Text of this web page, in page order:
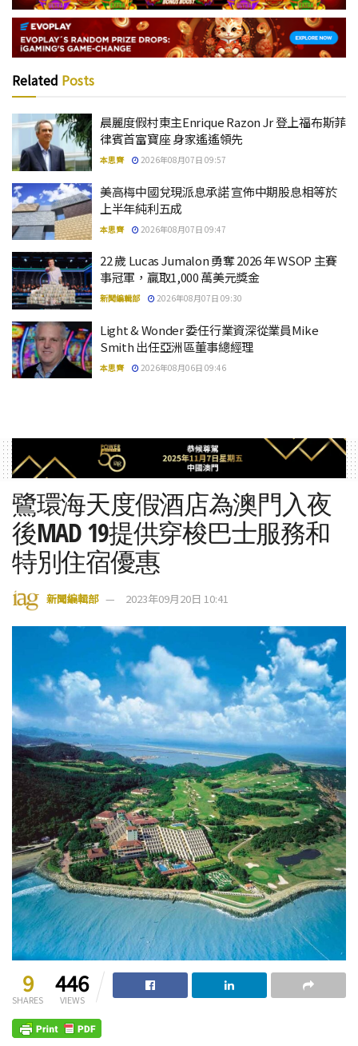
Related Posts
晨麗度假村東主Enrique Razon Jr 登上福布斯菲
律賓首富寶座 身家遙遙領先
本思齊 2026年08月07日 09:57
美高梅中國兌現派息承諾 宣佈中期股息相等於
上半年純利五成
本思齊 2026年08月07日 09:47
22 歲 Lucas Jumalon 勇奪 2026 年 WSOP 主賽
事冠軍，贏取1,000 萬美元獎金
新聞編輯部 2026年08月07日 09:30
Light & Wonder 委任行業資深從業員Mike
Smith 出任亞洲區董事總經理
本思齊 2026年08月06日 09:46
鷺環海天度假酒店為澳門入夜
後MAD 19提供穿梭巴士服務和
特別住宿優惠
新聞編輯部 2023年09月20日 10:41
9
SHARES
446
VIEWS